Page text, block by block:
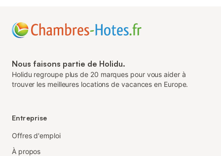
Nous faisons partie de Holidu.
Holidu regroupe plus de 20 marques pour vous aider à
trouver les meilleures locations de vacances en Europe.
Entreprise
Offres d'emploi
À propos